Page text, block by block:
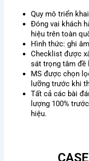
Quy mô triển
Đóng vai khách
hiệu trên toàn
Hình thức: ghi
Checklist được
sát trọng tâm đề
MS được chọn
lưỡng trước khi
Tất cả các bài
lượng 100%
hiệu.